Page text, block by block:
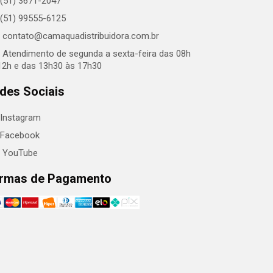
(51) 99555-6125
contato@camaquadistribuidora.com.br
Atendimento de segunda a sexta-feira das 08h
e das 13h30 às 17h30
Sociais
Instagram
Facebook
YouTube
de Pagamento